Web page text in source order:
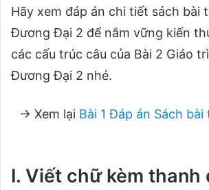
Hãy xem đáp án chi tiết sách bài
Đương Đại 2 để nắm vững kiến
các cấu trúc câu của Bài 2 Giáo
Đương Đại 2 nhé.
→ Xem lại Bài 1 Đáp án Sách
I. Viết chữ kèm thanh